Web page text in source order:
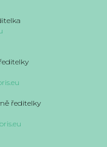
ředitelky